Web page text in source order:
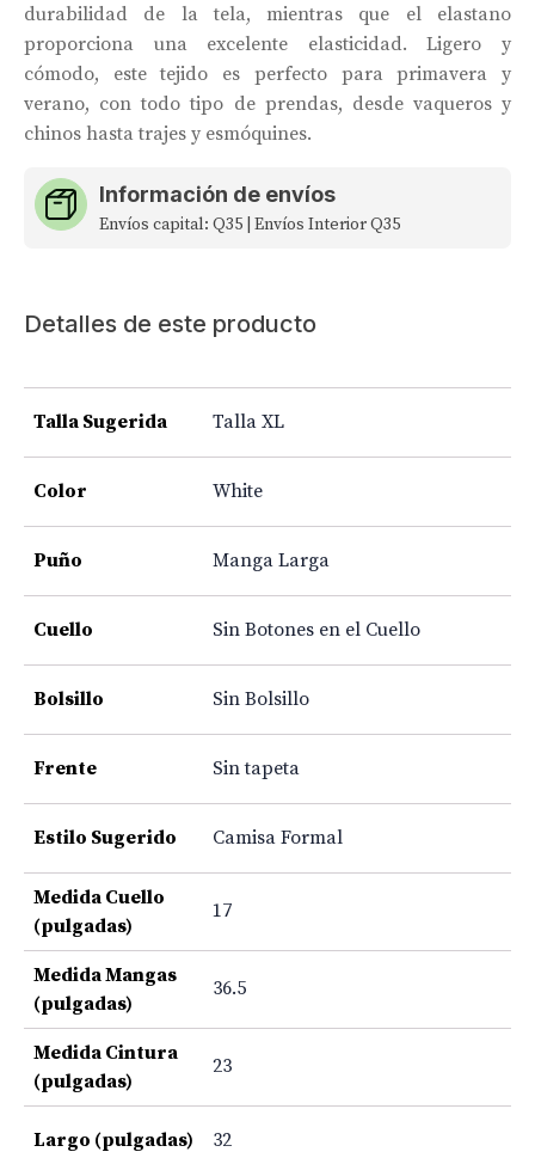
durabilidad de la tela, mientras que el elastano
proporciona una excelente elasticidad. Ligero y
cómodo, este tejido es perfecto para primavera y
verano, con todo tipo de prendas, desde vaqueros y
chinos hasta trajes y esmóquines.
Información de envíos
Envíos capital: Q35 | Envíos Interior Q35
Detalles de este producto
Talla Sugerida Talla XL
Color White
Puño Manga Larga
Cuello Sin Botones en el Cuello
Bolsillo Sin Bolsillo
Frente Sin tapeta
Estilo Sugerido Camisa Formal
Medida Cuello
(pulgadas)
17
Medida Mangas
(pulgadas)
36.5
Medida Cintura
(pulgadas)
23
Largo (pulgadas) 32